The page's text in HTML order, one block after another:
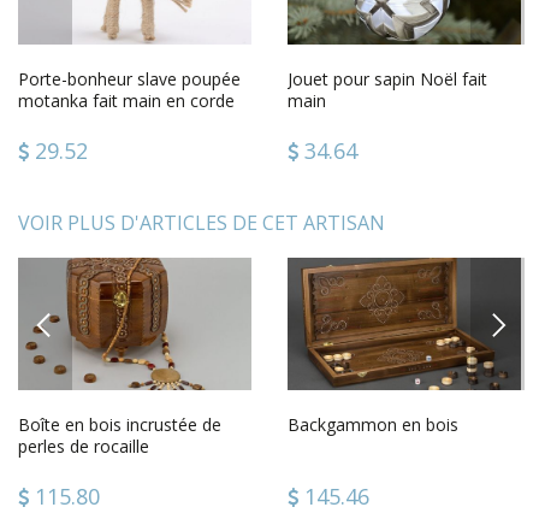
Porte-bonheur slave poupée
motanka fait main en corde
29.52
Jouet pour sapin Noël fait
main
34.64
VOIR PLUS D'ARTICLES DE CET ARTISAN
PREVIOUS
Boîte en bois incrustée de
perles de rocaille
115.80
Backgammon en bois
145.46
NEXT